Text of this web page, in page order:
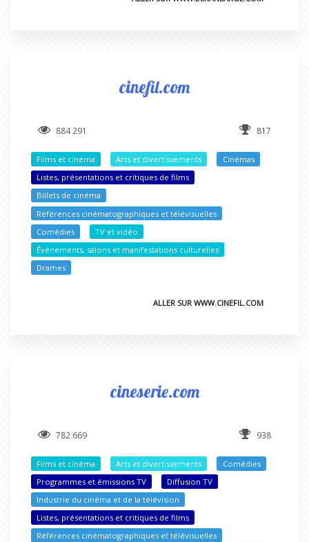
cinefil.com
884 291 817
Films et cinéma Arts et divertissements
Cinémas
Listes, présentations et critiques de films
Billets de cinéma
Références cinématographiques et télévisuelles
Comédies
TV et vidéo
Événements, salons et manifestations culturelles
Drames
ALLER SUR WWW.CINEFIL.COM
cineserie.com
782 669 938
Films et cinéma Arts et divertissements
Comédies
Programmes et émissions TV
Diffusion TV
Industrie du cinéma et de la télévision
Listes, présentations et critiques de films
Références cinématographiques et télévisuelles